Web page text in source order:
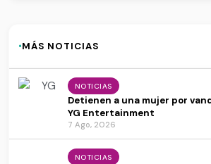
·MÁS NOTICIAS
NOTICIAS
Detienen a una mujer por
YG Entertainment
7 Ago, 2026
NOTICIAS